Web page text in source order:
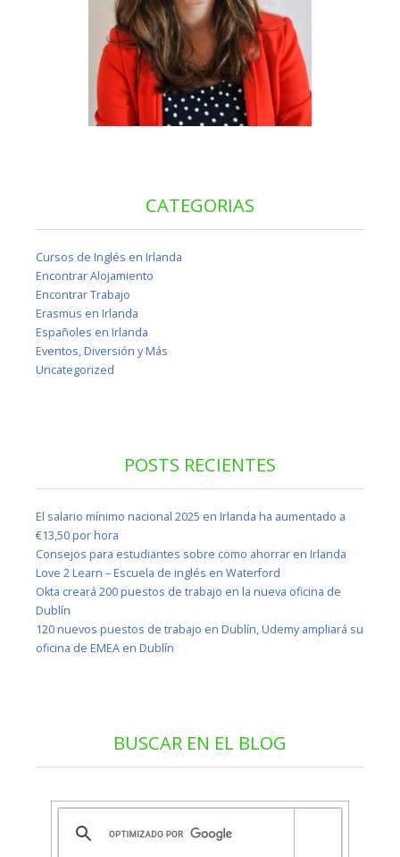
CATEGORIAS
Cursos de Inglés en Irlanda
Encontrar Alojamiento
Encontrar Trabajo
Erasmus en Irlanda
Españoles en Irlanda
Eventos, Diversión y Más
Uncategorized
POSTS RECIENTES
El salario mínimo nacional 2025 en Irlanda ha aumentado a
€13,50 por hora
Consejos para estudiantes sobre como ahorrar en Irlanda
Love 2 Learn – Escuela de inglés en Waterford
Okta creará 200 puestos de trabajo en la nueva oficina de
Dublín
120 nuevos puestos de trabajo en Dublín, Udemy ampliará su
oficina de EMEA en Dublín
BUSCAR EN EL BLOG